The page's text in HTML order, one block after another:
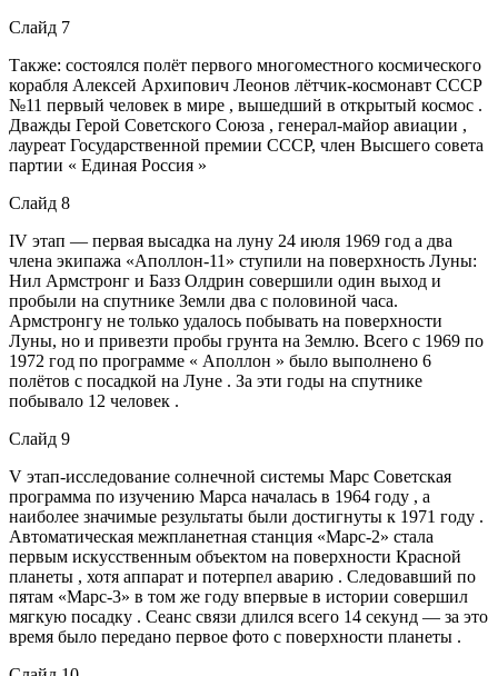
Слайд 7
Также: состоялся полёт первого многоместного космического
корабля Алексей Архипович Леонов лётчик-космонавт СССР
№11 первый человек в мире , вышедший в открытый космос .
Дважды Герой Советского Союза , генерал-майор авиации ,
лауреат Государственной премии СССР, член Высшего совета
партии « Единая Россия »
Слайд 8
IV этап — первая высадка на луну 24 июля 1969 год а два
члена экипажа «Аполлон-11» ступили на поверхность Луны:
Нил Армстронг и Базз Олдрин совершили один выход и
пробыли на спутнике Земли два с половиной часа.
Армстронгу не только удалось побывать на поверхности
Луны, но и привезти пробы грунта на Землю. Всего с 1969 по
1972 год по программе « Аполлон » было выполнено 6
полётов с посадкой на Луне . За эти годы на спутнике
побывало 12 человек .
Слайд 9
V этап-исследование солнечной системы Марс Советская
программа по изучению Марса началась в 1964 году , а
наиболее значимые результаты были достигнуты к 1971 году .
Автоматическая межпланетная станция «Марс-2» стала
первым искусственным объектом на поверхности Красной
планеты , хотя аппарат и потерпел аварию . Следовавший по
пятам «Марс-3» в том же году впервые в истории совершил
мягкую посадку . Сеанс связи длился всего 14 секунд — за это
время было передано первое фото с поверхности планеты .